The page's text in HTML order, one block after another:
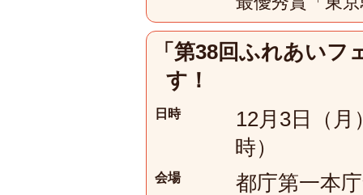
「第38回ふれあい
す！
日時
12月3日（月
時）
会場 都庁第一本